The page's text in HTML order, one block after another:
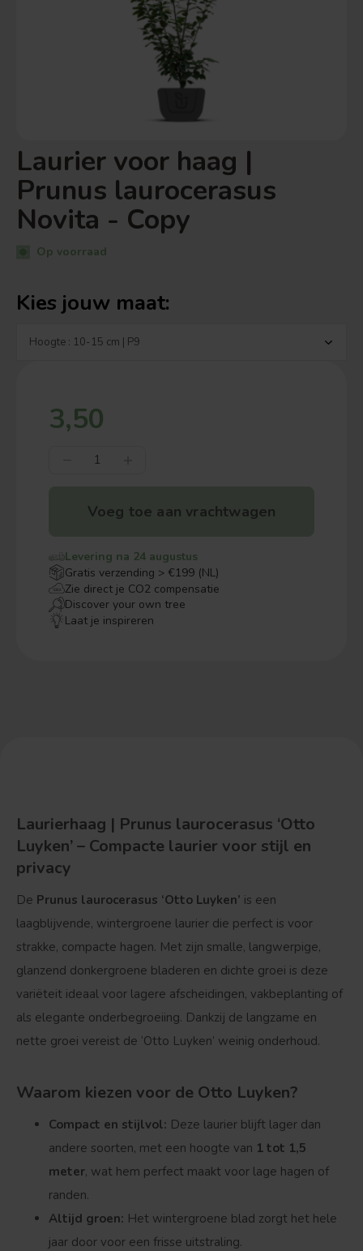
Laurier voor haag |
Prunus laurocerasus
Novita - Copy
Op voorraad
Kies jouw maat:
3,50
Voeg toe aan vrachtwagen
Levering na 24 augustus
Gratis verzending > €199 (NL)
Zie direct je CO2 compensatie
Discover your own tree
Laat je inspireren
Laurierhaag | Prunus laurocerasus ‘Otto
Luyken’ – Compacte laurier voor stijl en
privacy
De Prunus laurocerasus ‘Otto Luyken’ is een
laagblijvende, wintergroene laurier die perfect is voor
strakke, compacte hagen. Met zijn smalle, langwerpige,
glanzend donkergroene bladeren en dichte groei is deze
variëteit ideaal voor lagere afscheidingen, vakbeplanting of
als elegante onderbegroeiing. Dankzij de langzame en
nette groei vereist de ‘Otto Luyken’ weinig onderhoud.
Waarom kiezen voor de Otto Luyken?
Compact en stijlvol: Deze laurier blijft lager dan
andere soorten, met een hoogte van 1 tot 1,5
meter, wat hem perfect maakt voor lage hagen of
randen.
Altijd groen: Het wintergroene blad zorgt het hele
jaar door voor een frisse uitstraling.